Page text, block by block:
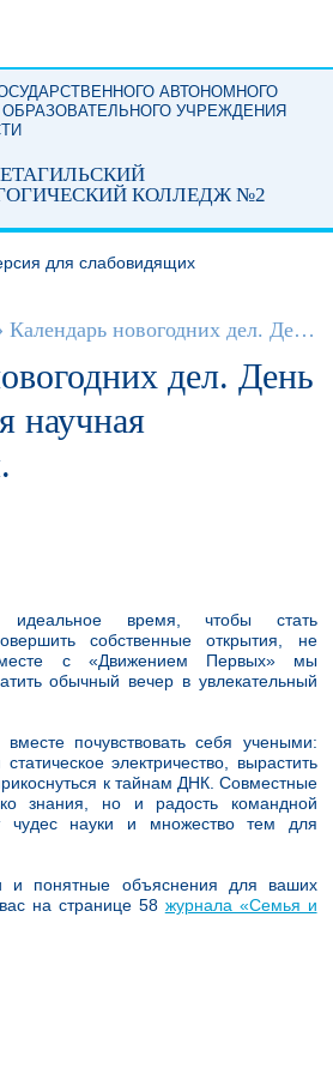
АВТОНОМНОГО
УЧРЕЖДЕНИЯ
КОЛЛЕДЖ №2
для слабовидящих
Календарь новогодних дел. День 10:...
дел. День
научная
время, чтобы стать
собственные открытия, не
с «Движением Первых» мы
обычный вечер в увлекательный
почувствовать себя учеными:
электричество, вырастить
к тайнам ДНК. Совместные
знания, но и радость командной
чудес науки и множество тем для
и понятные объяснения для ваших
на странице 58 журнала «Семья и